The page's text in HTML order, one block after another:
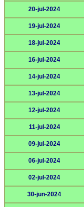
20-jul-2024
19-jul-2024
18-jul-2024
16-jul-2024
14-jul-2024
13-jul-2024
12-jul-2024
11-jul-2024
09-jul-2024
06-jul-2024
02-jul-2024
30-jun-2024